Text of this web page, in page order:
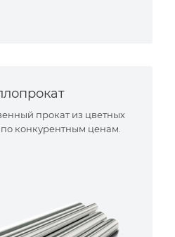
прокат из цветных
конкурентным ценам.